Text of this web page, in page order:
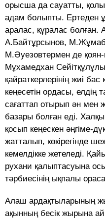
орысша да сауатты,
адам болыпты. Ертеден
аралас, құралас
А.Байтұрсынов,
М.Әуезовтермен де
Мұхамедхан
қайраткерлерінің жиі
кеңесетін ордасы, елдің
сағаттап отырып ән мен
базары болған еді.
қосып кеңескен әңгіме-
жатталып, көкірегінде
кемелдікке жетеледі.
рухани қалыптасуына
тәрбиесінің ықпалы
Алаш ардақтыларының
ақынның бесік жырына